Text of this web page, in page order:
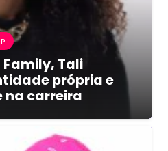
Tali
própria e
na carreira